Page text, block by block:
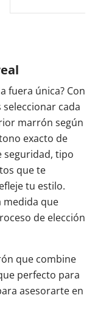
fuera única? Con
cada
marrón según
exacto de
seguridad, tipo
que te
tu estilo.
medida que
de elección
que combine
perfecto para
asesorarte en